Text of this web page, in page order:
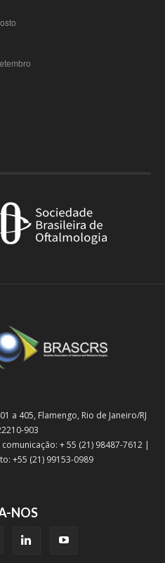
a 405, Flamengo, Rio de Janeiro/RJ
903
+ 55 (21) 98487-7612 |
+55 (21) 99153-0989
NOS